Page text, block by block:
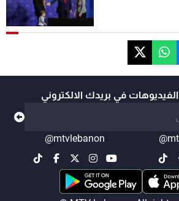
الفيديوهات في بريدك الالكتروني
@mtvlebanon